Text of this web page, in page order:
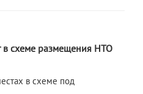
в схеме размещения НТО
в схеме под